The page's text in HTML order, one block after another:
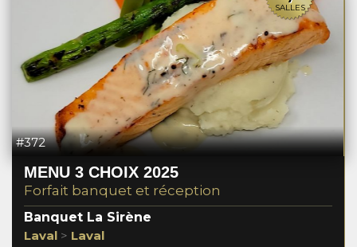
SALLES
#372
MENU 3 CHOIX 2025
Forfait banquet et réception
Banquet La Sirène
Laval > Laval